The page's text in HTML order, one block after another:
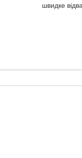
швидке